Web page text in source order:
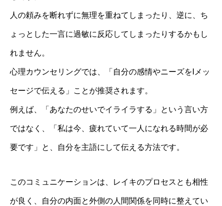
人の頼みを断れずに無理を重ねてしまったり、逆に、ち
ょっとした一言に過敏に反応してしまったりするかもし
れません。
心理カウンセリングでは、「自分の感情やニーズをIメッ
セージで伝える」ことが推奨されます。
例えば、「あなたのせいでイライラする」という言い方
ではなく、「私は今、疲れていて一人になれる時間が必
要です」と、自分を主語にして伝える方法です。
このコミュニケーションは、レイキのプロセスとも相性
が良く、自分の内面と外側の人間関係を同時に整えてい